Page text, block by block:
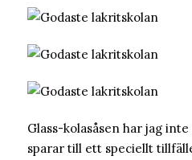
Glass-kolasåsen har jag
sparar till ett speciellt